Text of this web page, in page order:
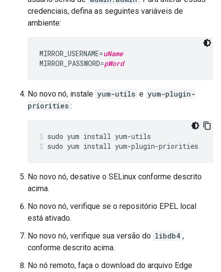
credenciais, defina as seguintes variáveis de
ambiente:
MIRROR_USERNAME=uName
MIRROR_PASSWORD=pWord
No novo nó, instale yum-utils e yum-plugin-
priorities :
sudo yum install yum-plugin-priorities
No novo nó, desative o SELinux conforme descrito
acima.
No novo nó, verifique se o repositório EPEL local
está ativado.
No novo nó, verifique sua versão do libdb4 ,
conforme descrito acima.
No nó remoto, faça o download do arquivo Edge